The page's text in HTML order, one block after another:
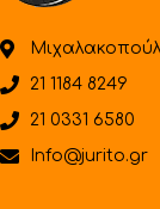
21 1184 8249
21 0331 6580
Info@jurito.gr